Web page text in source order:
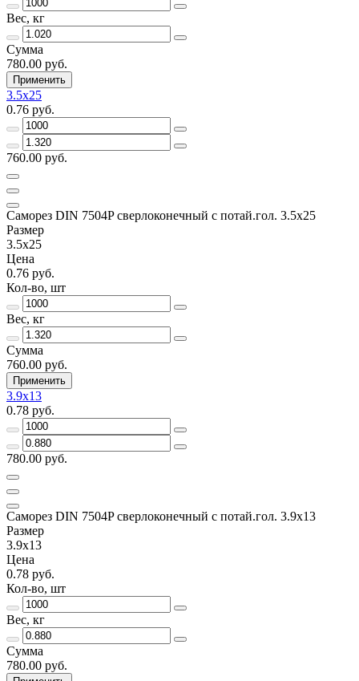
Вес, кг
Сумма
780.00 руб.
Применить
3.5x25
0.76 руб.
760.00 руб.
Саморез DIN 7504P сверлоконечный с потай.гол. 3.5x25
Размер
3.5x25
Цена
0.76 руб.
Кол-во, шт
Вес, кг
Сумма
760.00 руб.
Применить
3.9x13
0.78 руб.
780.00 руб.
Саморез DIN 7504P сверлоконечный с потай.гол. 3.9x13
Размер
3.9x13
Цена
0.78 руб.
Кол-во, шт
Вес, кг
Сумма
780.00 руб.